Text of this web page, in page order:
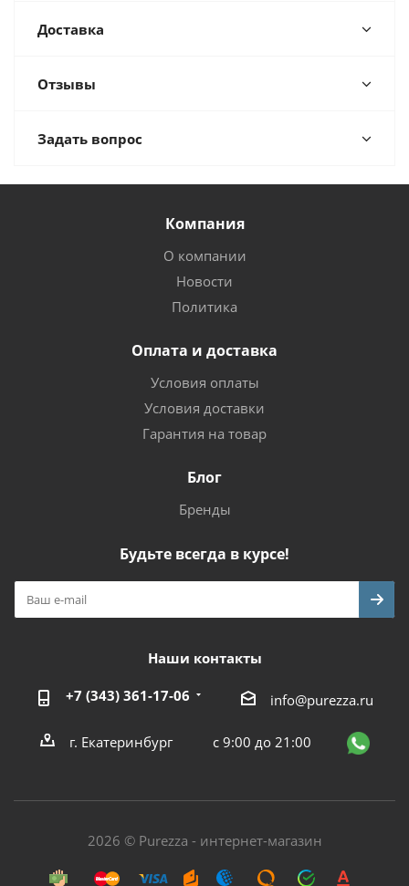
Доставка
Отзывы
Задать вопрос
Компания
О компании
Новости
Политика
Оплата и доставка
Условия оплаты
Условия доставки
Гарантия на товар
Блог
Бренды
Будьте всегда в курсе!
Наши контакты
+7 (343) 361-17-06 info@purezza.ru
г. Екатеринбург с 9:00 до 21:00
2026 © Purezza - интернет-магазин